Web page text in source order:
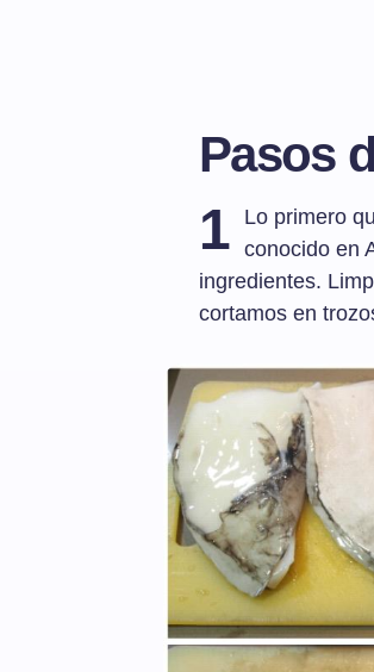
Pasos
1
Lo primero
conocido en
ingredientes.
cortamos en